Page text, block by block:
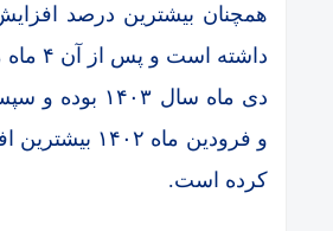
همچنان بیشترین درصد
داشته
دی ماه سال
و فرودین ماه
کرده است.